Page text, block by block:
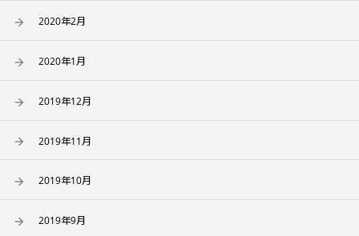
2020年2月
2020年1月
2019年12月
2019年11月
2019年10月
2019年9月